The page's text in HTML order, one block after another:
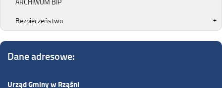
Bezpieczeństwo
Dane adresowe:
Urząd Gminy w Rząśni